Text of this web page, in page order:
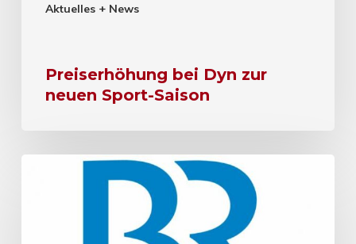
Aktuelles + News
Preiserhöhung bei Dyn zur
neuen Sport-Saison